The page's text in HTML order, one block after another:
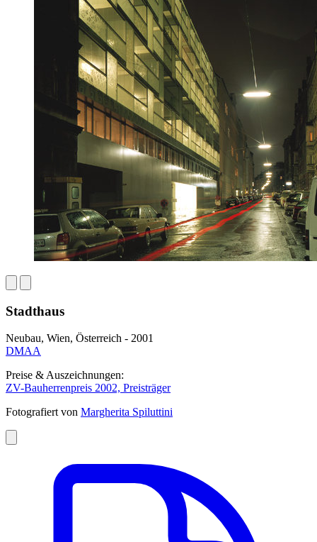
Stadthaus
Neubau, Wien, Österreich - 2001
DMAA
Preise & Auszeichnungen:
ZV-Bauherrenpreis 2002, Preisträger
Fotografiert von Margherita Spiluttini